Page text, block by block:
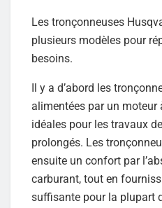
Les tronçonneuses
plusieurs modèles pour
besoins.
Il y a d’abord les
alimentées par un moteur
idéales pour les travaux
prolongés. Les
ensuite un confort par
carburant, tout en
suffisante pour la plupart